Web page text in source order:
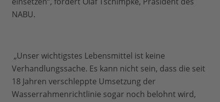
NABU.
„Unser wichtigstes Lebensmittel ist keine
Verhandlungssache. Es kann nicht sein, dass die seit
18 Jahren verschleppte Umsetzung der
Wasserrahmenrichtlinie sogar noch belohnt wird,